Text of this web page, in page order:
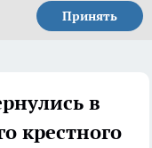
Принять
в
крестного